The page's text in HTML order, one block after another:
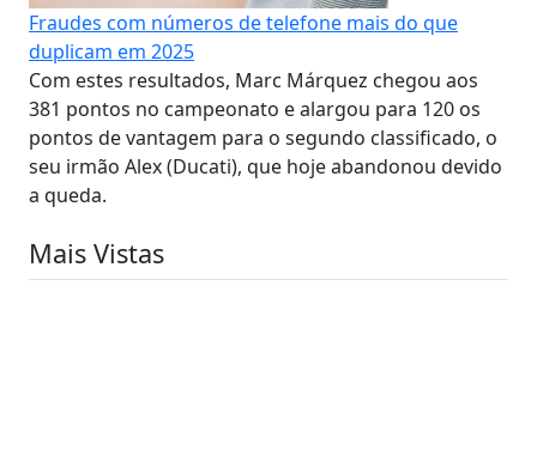
Fraudes com números de telefone mais do que
duplicam em 2025
Com estes resultados, Marc Márquez chegou aos
381 pontos no campeonato e alargou para 120 os
pontos de vantagem para o segundo classificado, o
seu irmão Alex (Ducati), que hoje abandonou devido
a queda.
Mais Vistas